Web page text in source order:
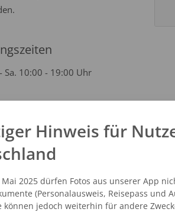
Sa. 10:00 - 19:00 Uhr
333010-61
studio.de
Hinweis für
Mai 2025 dürfen Fotos aus unserer App
(Personalausweis, Reisepass und
können jedoch weiterhin für andere